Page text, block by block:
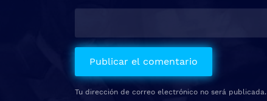
Tu dirección de correo electrónico no será publicada.